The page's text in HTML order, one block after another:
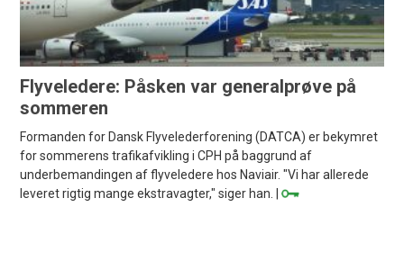
Flyveledere: Påsken var generalprøve på
sommeren
Formanden for Dansk Flyvelederforening (DATCA) er bekymret
for sommerens trafikafvikling i CPH på baggrund af
underbemandingen af flyveledere hos Naviair. "Vi har allerede
leveret rigtig mange ekstravagter," siger han. |